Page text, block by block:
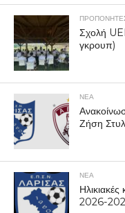
Σχολή
γκρουπ)
ΝΕΑ
Ζήση
ΝΕΑ
2026-